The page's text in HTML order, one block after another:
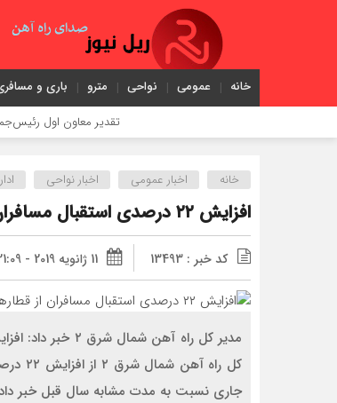
خانه عمومی نواحی مترو باری و
تقدیر معاون اول رئیس‌جمهور از
خانه اخبار عمومی اخبار نواحی
افزایش ۲۲ درصدی استقبال مسافران از قطارهای بین شهری در گلستان
کد خبر : 13493 11 ژانویه 2019 - 21:09
جاری نسبت به مدت مشابه سال قبل خبر